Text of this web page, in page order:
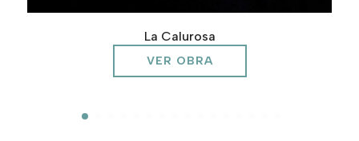
La Calurosa
VER OBRA